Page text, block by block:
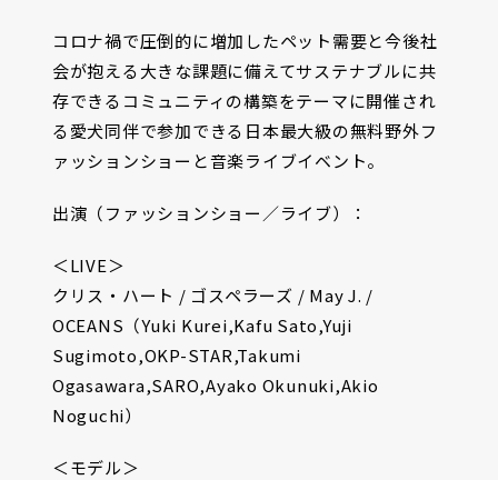
コロナ禍で圧倒的に増加したペット需要と今後社
会が抱える大きな課題に備えてサステナブルに共
存できるコミュニティの構築をテーマに開催され
る愛犬同伴で参加できる日本最大級の無料野外フ
ァッションショーと音楽ライブイベント。
出演（ファッションショー／ライブ）：
＜LIVE＞
クリス・ハート / ゴスペラーズ / May J. /
OCEANS（Yuki Kurei,Kafu Sato,Yuji
Sugimoto,OKP-STAR,Takumi
Ogasawara,SARO,Ayako Okunuki,Akio
Noguchi）
＜モデル＞